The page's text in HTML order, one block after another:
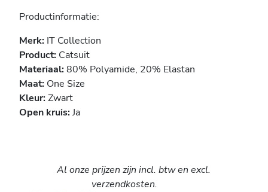
Productinformatie:
Merk: IT Collection
Product: Catsuit
Materiaal:80% Polyamide, 20% Elastan
Maat: One Size
Kleur:Zwart
Open kruis:Ja
Al onze prijzen zijn incl. btw en excl.
verzendkosten.